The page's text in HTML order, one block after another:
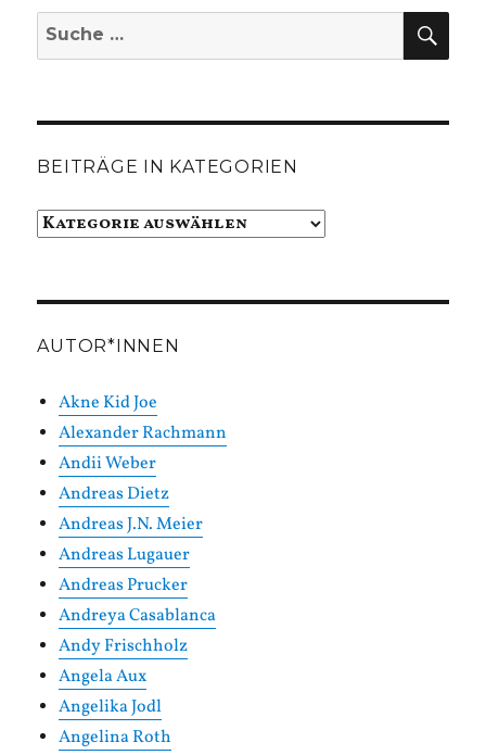
Suche
nach:
BEITRÄGE IN KATEGORIEN
Beiträge
AUTOR*INNEN
Akne Kid Joe
Alexander Rachmann
Andii Weber
Andreas Dietz
Andreas J.N. Meier
Andreas Lugauer
Andreas Prucker
Andreya Casablanca
Andy Frischholz
Angela Aux
Angelika Jodl
Angelina Roth